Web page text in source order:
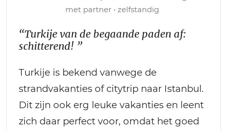
met partner • zelfstandig
“Turkije van de begaande paden af:
schitterend! ”
Turkije is bekend vanwege de
strandvakanties of citytrip naar Istanbul.
Dit zijn ook erg leuke vakanties en leent
zich daar perfect voor, omdat het goed